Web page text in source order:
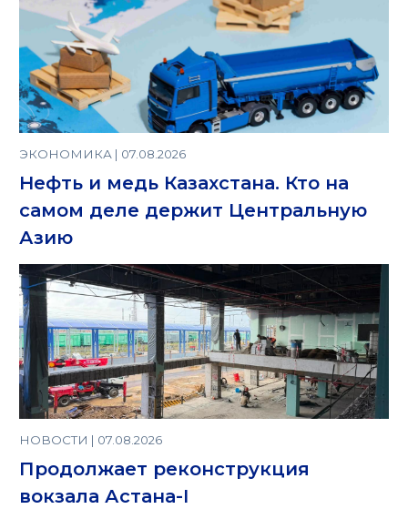
ЭКОНОМИКА | 07.08.2026
Нефть и медь Казахстана. Кто на
самом деле держит Центральную
Азию
НОВОСТИ | 07.08.2026
Продолжает реконструкция
вокзала Астана-I